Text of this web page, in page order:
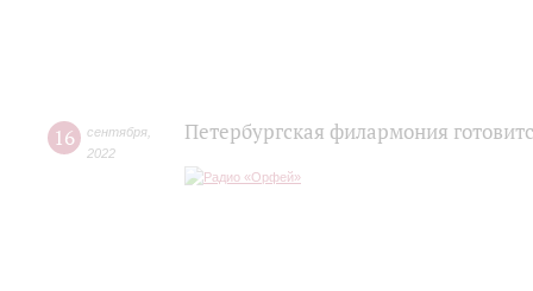
16 сентября
2022
Петербургская филармония